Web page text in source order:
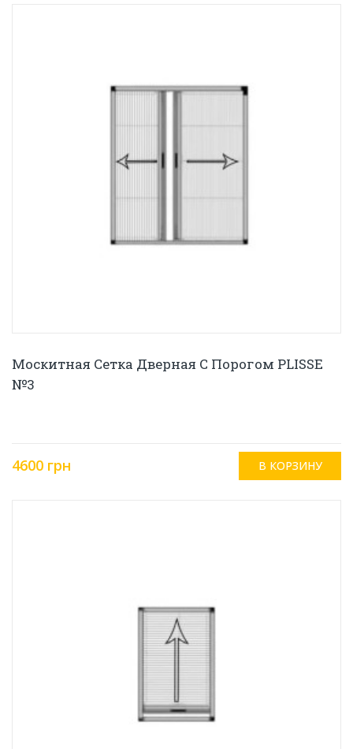
Москитная Сетка Дверная С Порогом PLISSE
№3
4600 грн